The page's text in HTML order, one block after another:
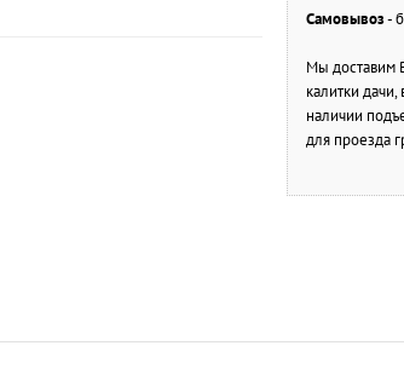
Самовывоз-
Мы доставим
калитки дачи,
наличии
для проезда